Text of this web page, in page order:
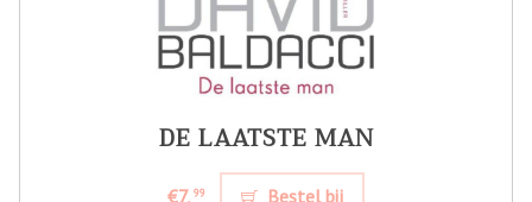
DE LAATSTE MAN
€7,99 Bestel bij